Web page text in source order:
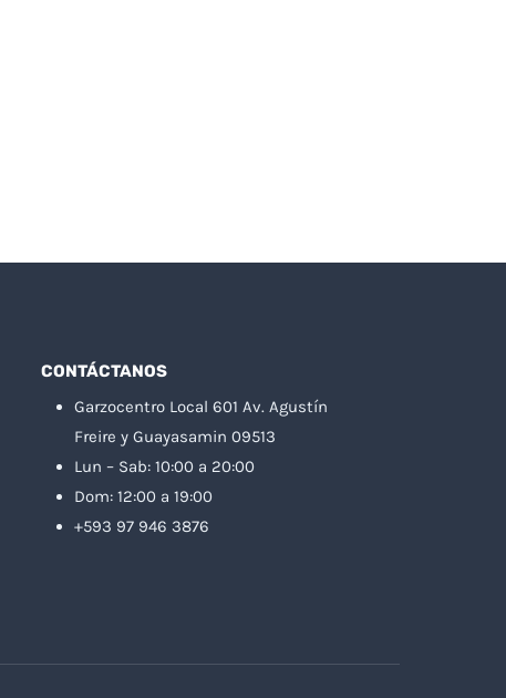
CONTÁCTANOS
Garzocentro Local 601 Av. Agustín
Freire y Guayasamin 09513
Lun – Sab: 10:00 a 20:00
Dom: 12:00 a 19:00
+593 97 946 3876